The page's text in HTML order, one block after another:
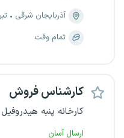
آذربایجان شرقی
تمام وقت
کارشناس فروش
کارخانه پنبه
ارسال آسان